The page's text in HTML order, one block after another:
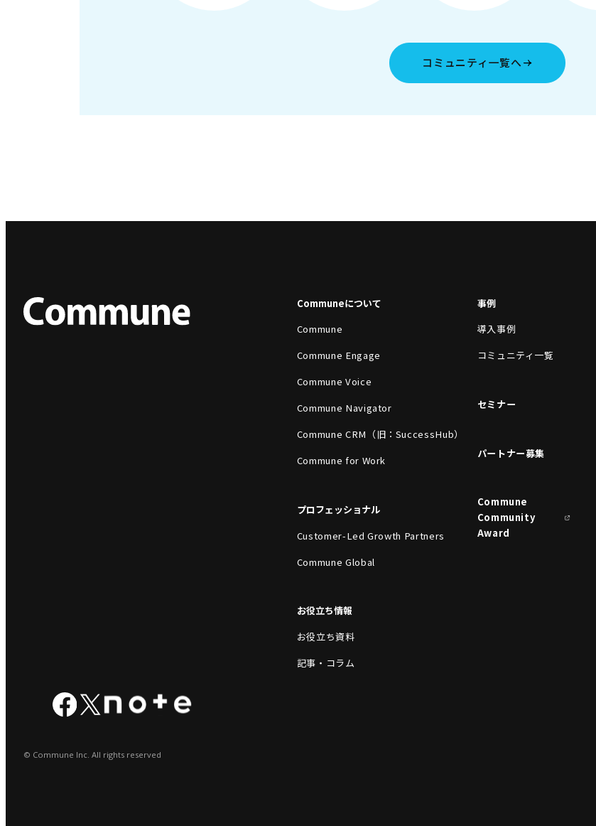
コミュニティ一覧へ
Communeについて
Commune
Commune Engage
Commune Voice
Commune Navigator
Commune CRM（旧：SuccessHub）
Commune for Work
プロフェッショナル
Customer-Led Growth Partners
Commune Global
お役立ち情報
お役立ち資料
記事・コラム
事例
導入事例
コミュニティ一覧
セミナー
パートナー募集
Commune
Community
Award
© Commune Inc. All rights reserved